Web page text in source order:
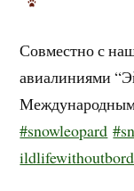
Совместно с
авиалиниями
#snowleopard